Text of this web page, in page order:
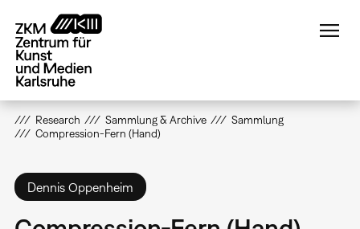
zum
Inhalt
Research Sammlung & Archive
Sammlung
Compression-Fern (Hand)
Dennis Oppenheim